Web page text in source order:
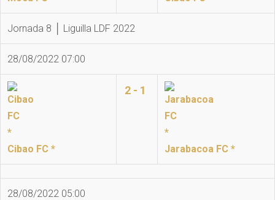
Jornada 8 │ Liguilla LDF 2022
28/08/2022 07:00
Cibao FC *
2 - 1
Jarabacoa FC *
28/08/2022 05:00